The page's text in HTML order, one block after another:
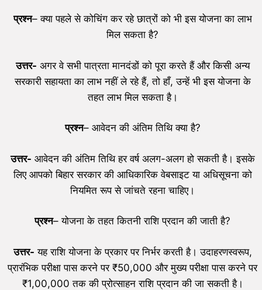
प्रश्न– क्या पहले से कोचिंग कर रहे छात्रों को भी इस योजना का लाभ
मिल सकता है?
उत्तर- अगर वे सभी पात्रता मानदंडों को पूरा करते हैं और किसी अन्य
सरकारी सहायता का लाभ नहीं ले रहे हैं, तो हाँ, उन्हें भी इस योजना के
तहत लाभ मिल सकता है।
प्रश्न– आवेदन की अंतिम तिथि क्या है?
उत्तर- आवेदन की अंतिम तिथि हर वर्ष अलग-अलग हो सकती है। इसके
लिए आपको बिहार सरकार की आधिकारिक वेबसाइट या अधिसूचना को
नियमित रूप से जांचते रहना चाहिए।
प्रश्न– योजना के तहत कितनी राशि प्रदान की जाती है?
उत्तर- यह राशि योजना के प्रकार पर निर्भर करती है। उदाहरणस्वरूप,
प्रारंभिक परीक्षा पास करने पर ₹50,000 और मुख्य परीक्षा पास करने पर
₹1,00,000 तक की प्रोत्साहन राशि प्रदान की जा सकती है।